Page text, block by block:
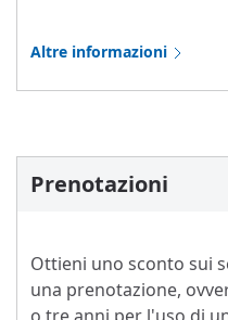
Altre informazioni
Prenotazioni
Ottieni uno sconto sui
una prenotazione,